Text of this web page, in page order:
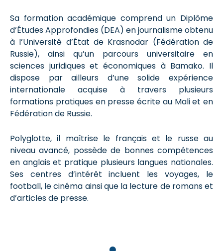
Sa formation académique comprend un Diplôme
d’Études Approfondies (DEA) en journalisme obtenu
à l’Université d’État de Krasnodar (Fédération de
Russie), ainsi qu’un parcours universitaire en
sciences juridiques et économiques à Bamako. Il
dispose par ailleurs d’une solide expérience
internationale acquise à travers plusieurs
formations pratiques en presse écrite au Mali et en
Fédération de Russie.
Polyglotte, il maîtrise le français et le russe au
niveau avancé, possède de bonnes compétences
en anglais et pratique plusieurs langues nationales.
Ses centres d’intérêt incluent les voyages, le
football, le cinéma ainsi que la lecture de romans et
d’articles de presse.